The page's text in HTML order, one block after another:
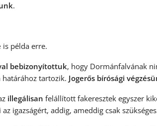
.
is példa erre.
bebizonyítottuk, hogy Dormánfalvának
tartozik. Jogerős bírósági
illegálisan felállított fakeresztek egyszer
igazságért, addig, ameddig csak